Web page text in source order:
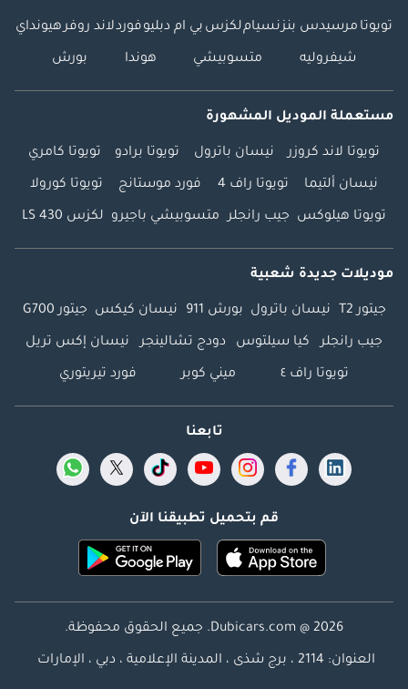
تويوتا مرسيدس بنزنسياملكزس بي ام دبليوفوردلاند روفرهيونداي
شيفروليه متسوبيشي هوندا بورش
مستعملة الموديل المشهورة
تويوتا لاند كروزر نيسان باترول تويوتا برادو تويوتا كامري
نيسان ألتيما تويوتا راف 4 فورد موستانج تويوتا كورولا
تويوتا هيلوكس جيب رانجلر متسوبيشي باجيرو لكزس LS 430
موديلات جديدة شعبية
جيتور T2 نيسان باترول بورش 911 نيسان كيكس جيتور G700
جيب رانجلر كيا سيلتوس دودج تشالينجر نيسان إكس تريل
تويوتا راف ٤ ميني كوبر فورد تيريتوري
تابعنا
قم بتحميل تطبيقنا الآن
Dubicars.com @ 2026. جميع الحقوق محفوظة.
العنوان: 2114 ، برج شذى ، المدينة الإعلامية ، دبي ، الإمارات